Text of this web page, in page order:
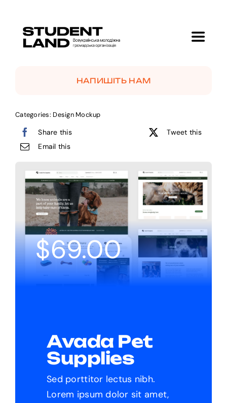
content
Toggle
Проекти
GolfMotion 🏌️
Новини
НАПИШІТЬ НАМ
Categories: Design Mockup
Share this
Tweet this
Email this
$69.00
Avada Pet
Supplies
Sed porttitor lectus nibh.
Lorem ipsum dolor sit amet,